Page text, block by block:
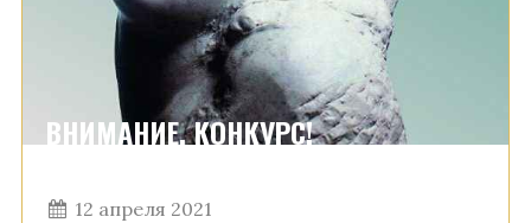
ВНИМАНИЕ, КОНКУРС!
12 апреля 2021